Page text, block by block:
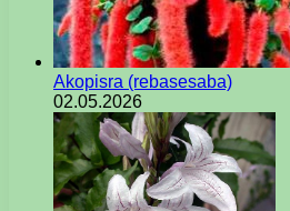
Akopisra (rebasesaba)
02.05.2026